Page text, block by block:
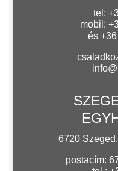
tel:
mobil:
és
6720
postacím: